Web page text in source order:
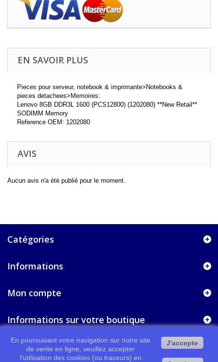
EN SAVOIR PLUS
Pieces pour serveur, notebook & imprimante>Notebooks &
pieces detachees>Memoires:
Lenovo 8GB DDR3L 1600 (PCS12800) (1202080) **New Retail**
SODIMM Memory
Reference OEM: 1202080
AVIS
Aucun avis n'a été publié pour le moment.
Catégories
Informations
Mon compte
Informations sur votre boutique
En poursuivant votre navigation sur notre site
de vente en ligne, veuillez accepter
l’utilisation des cookies (ou traceurs) en
J'accepte